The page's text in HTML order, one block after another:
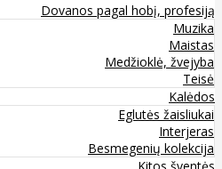
Dovanos pagal hobį, profesiją
Muzika
Maistas
Medžioklė, žvejyba
Teisė
Kalėdos
Eglutės žaisliukai
Interjeras
Besmegenių kolekcija
Kitos šventės